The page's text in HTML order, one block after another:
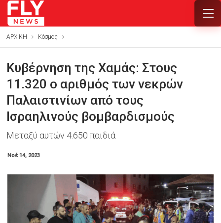
ΑΡΧΙΚΗ Κόσμος
Κυβέρνηση της Χαμάς: Στους
11.320 ο αριθμός των νεκρών
Παλαιστινίων από τους
Iσραηλινούς βομβαρδισμούς
Μεταξύ αυτών 4.650 παιδιά
Νοέ 14, 2023